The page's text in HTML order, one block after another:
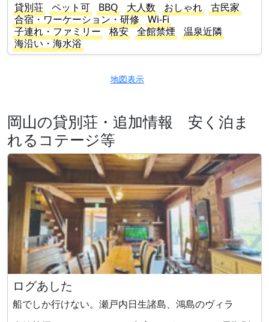
貸別荘
ペット可 BBQ 大人数 おしゃれ
古民家
合宿・ワーケーション・研修
Wi-Fi
子連れ・ファミリー
格安 全館禁煙
温泉近隣
海沿い・海水浴
地図表示
岡山の貸別荘・追加情報 安く泊ま
れるコテージ等
ログあした
船でしか行けない。瀬戸内日生諸島、鴻島のヴィラ